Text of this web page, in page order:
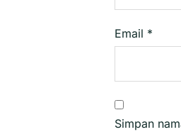
Email *
Simpan